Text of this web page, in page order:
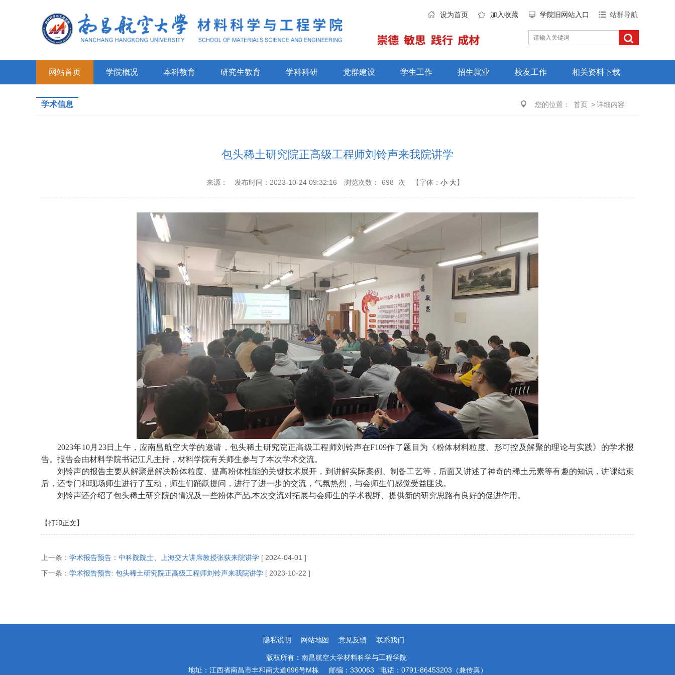
设为首页 加入收藏 学院旧网站入口 站群导航
网站首页 学院概况 本科教育 研究生教育 学科科研 党群建设 学生工作 招生就业 校友工作 相关资料下载
您的位置： 首页 >详细内容
学术信息
包头稀土研究院正高级工程师刘铃声来我院讲学
来源： 发布时间：2023-10-24 09:32:16 浏览次数： 698 次 【字体： 小 大】
2023年10月23日上午，应南昌航空大学的邀请，包头稀土研究院正高级工程师刘铃声在F109作了题目为《粉体材料粒度、形可控及解聚的理论与实践》的学术报
告。报告会由材料学院书记江凡主持，材料学院有关师生参与了本次学术交流。
刘铃声的报告主要从解聚是解决粉体粒度、提高粉体性能的关键技术展开，到讲解实际案例、制备工艺等，后面又讲述了神奇的稀土元素等有趣的知识，讲课结束
后，还专门和现场师生进行了互动，师生们踊跃提问，进行了进一步的交流，气氛热烈，与会师生们感觉受益匪浅。
刘铃声还介绍了包头稀土研究院的情况及一些粉体产品,本次交流对拓展与会师生的学术视野、提供新的研究思路有良好的促进作用。
【打印正文】
上一条： 学术报告预告：中科院院士、上海交大讲席教授张荻来院讲学 [ 2024-04-01 ]
下一条： 学术报告预告: 包头稀土研究院正高级工程师刘铃声来我院讲学 [ 2023-10-22 ]
隐私说明 网站地图 意见反馈 联系我们
版权所有：南昌航空大学材料科学与工程学院
地址：江西省南昌市丰和南大道696号M栋 邮编：330063 电话：0791-86453203（兼传真）